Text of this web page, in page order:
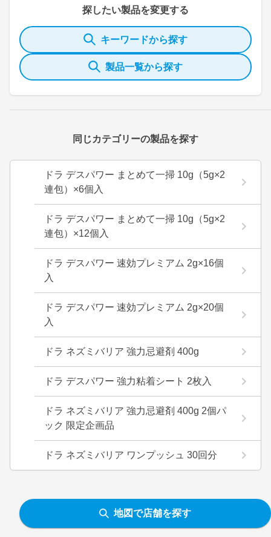
探したい製品を変更する
キーワードから探す
製品一覧から探す
同じカテゴリーの製品を探す
ドラ デスパワー まとめて一掃 10g（5g×2
連包）×6個入
ドラ デスパワー まとめて一掃 10g（5g×2
連包）×12個入
ドラ デスパワー 速効プレミアム 2g×16個
入
ドラ デスパワー 速効プレミアム 2g×20個
入
ドラ ネズミバリア 強力忌避剤 400g
ドラ デスパワー 強力粘着シート 2枚入
ドラ ネズミバリア 強力忌避剤 400g 2個パ
ック 限定企画品
ドラ ネズミバリア ワンプッシュ 30回分
地図で店舗を探す